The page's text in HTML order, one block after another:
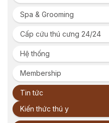
Spa & Grooming
Cấp cứu thú cưng 24/24
Hệ thống
Membership
Tin tức
Kiến thức thú y